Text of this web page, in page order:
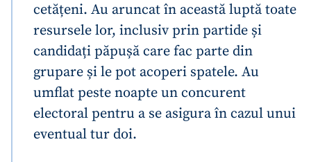
cetățeni. Au aruncat în această luptă toate
resursele lor, inclusiv prin partide și
candidați păpușă care fac parte din
grupare și le pot acoperi spatele. Au
umflat peste noapte un concurent
electoral pentru a se asigura în cazul unui
eventual tur doi.